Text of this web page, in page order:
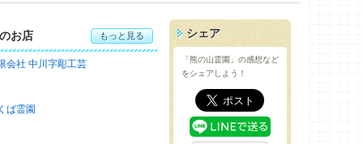
お店 もっと見る
会社 中川字彫工芸
ば霊園
シェア
「熊の山霊園」の感想など
をシェアしよう！